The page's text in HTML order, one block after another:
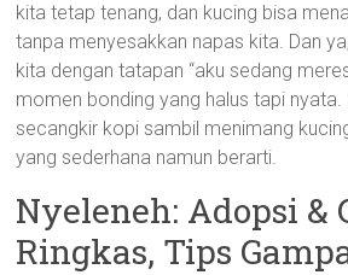
kita tetap tenang, dan kucing bisa
tanpa menyesakkan napas kita. Dan
kita dengan tatapan “aku sedang
momen bonding yang halus tapi nyata.
secangkir kopi sambil menimang
yang sederhana namun berarti.
Nyeleneh: Adopsi &
Ringkas, Tips